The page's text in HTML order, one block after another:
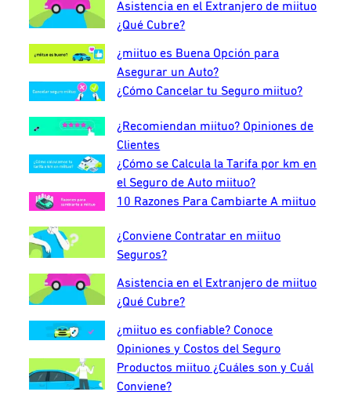
Asistencia en el Extranjero de miituo
¿Qué Cubre?
¿miituo es Buena Opción para
Asegurar un Auto?
¿Cómo Cancelar tu Seguro miituo?
¿Recomiendan miituo? Opiniones de
Clientes
¿Cómo se Calcula la Tarifa por km en
el Seguro de Auto miituo?
10 Razones Para Cambiarte A miituo
¿Conviene Contratar en miituo
Seguros?
Asistencia en el Extranjero de miituo
¿Qué Cubre?
¿miituo es confiable? Conoce
Opiniones y Costos del Seguro
Productos miituo ¿Cuáles son y Cuál
Conviene?